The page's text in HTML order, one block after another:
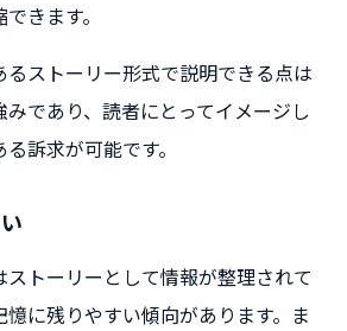
きます。
ストーリー形式で説明できる点は
であり、読者にとってイメージし
訴求が可能です。
トーリーとして情報が整理されて
に残りやすい傾向があります。ま